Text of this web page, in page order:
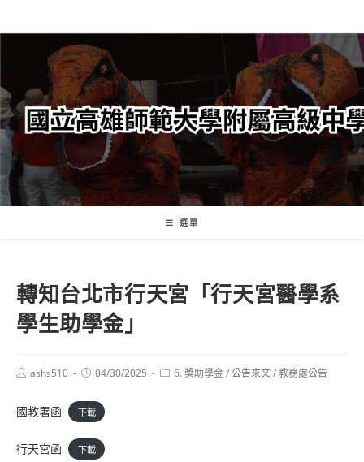
轉
要
內
容
選單
轉知台北市行天宮「行天宮醫學系
學生助學金」
Postashs510
Post04/30/2025
Post6. 獎助學金/公告來文/教務處公告
國教署函 下載
行天宮函 下載